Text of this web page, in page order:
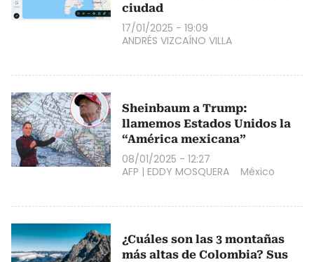
ciudad
17/01/2025 - 19:09
ANDRÉS VIZCAÍNO VILLA
Sheinbaum a Trump:
llamemos Estados Unidos la
“América mexicana”
08/01/2025 - 12:27
AFP | EDDY MOSQUERA México
¿Cuáles son las 3 montañas
más altas de Colombia? Sus